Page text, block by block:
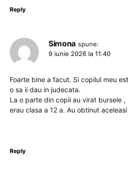
Reply
Simona spune:
9 iunie 2026 la 11:40
Foarte bine a facut. Si copilul meu
o sa ii dau in judecata.
La o parte din copii au virat bursele ,
erau clasa a 12 a. Au obtinut
Reply